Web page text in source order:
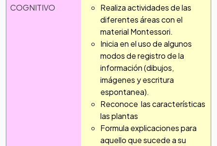
COGNITIVO
Realiza actividades de las
diferentes áreas con el
material Montessori.
Inicia en el uso de algunos
modos de registro de la
información (dibujos,
imágenes y escritura
espontanea).
Reconoce las características
las plantas
Formula explicaciones para
aquello que sucede a su